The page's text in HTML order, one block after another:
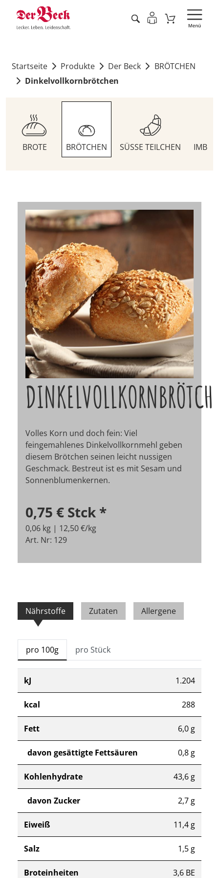
Startseite Produkte Der Beck
BRÖTCHEN
Dinkelvollkornbrötchen
BROTE BRÖTCHEN SÜSSE TEILCHEN
Volles Korn und doch fein: Viel
feingemahlenes Dinkelvollkornmehl geben
diesem Brötchen seinen leicht nussigen
Geschmack. Bestreut ist es mit Sesam und
Sonnenblumenkernen.
0,75 € Stck *
0,06 kg | 12,50 €/kg
Art. Nr: 129
Nährstoffe Zutaten Allergene
pro 100g pro Stück
kJ 1.204
kcal 288
Fett 6,0 g
davon gesättigte Fettsäuren 0,8 g
Kohlenhydrate 43,6 g
davon Zucker 2,7 g
Eiweiß 11,4 g
Salz 1,5 g
Broteinheiten 3,6 BE